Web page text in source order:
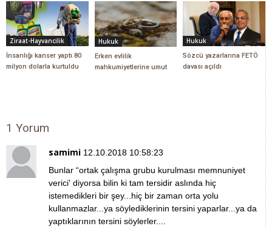
Ziraat-Hayvancilik
İnsanlığı kanser yaptı 80
milyon dolarla kurtuldu
Hukuk
Erken evlilik
mahkumiyetlerine umut
Hukuk
Sözcü yazarlarına FETÖ
davası açıldı
1 Yorum
samimi 12.10.2018 10:58:23
Bunlar “ortak çalışma grubu kurulması memnuniyet
verici' diyorsa bilin ki tam tersidir aslında hiç
istemedikleri bir şey...hiç bir zaman orta yolu
kullanmazlar...ya söylediklerinin tersini yaparlar...ya da
yaptıklarının tersini söylerler....